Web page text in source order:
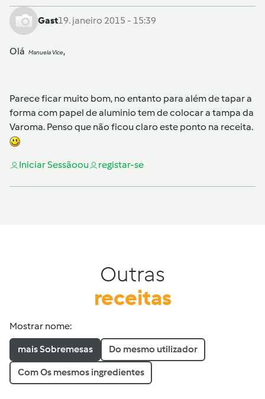
Gast19. janeiro 2015 - 15:39
Olá Manuela Vice,
Parece ficar muito bom, no entanto para além de tapar a
forma com papel de aluminio tem de colocar a tampa da
Varoma. Penso que não ficou claro este ponto na receita.
Iniciar Sessãoou registar-se
Outras
receitas
Mostrar nome:
mais Sobremesas Do mesmo utilizador
Com Os mesmos ingredientes